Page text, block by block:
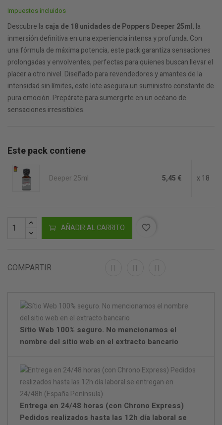
Impuestos incluidos
Descubre la caja de 18 unidades de Poppers Deeper 25ml, la
inmersión definitiva en una experiencia intensa y profunda. Con
una fórmula de máxima potencia, este pack garantiza sensaciones
prolongadas y envolventes, perfectas para quienes buscan llevar el
placer a otro nivel. Diseñado para revendedores y amantes de la
intensidad sin límites, este lote asegura un suministro constante de
pura emoción. Prepárate para sumergirte en un océano de
sensaciones irresistibles.
Este pack contiene
Deeper 25ml 5,45 € x 18
AÑADIR AL CARRITO favorite_border
COMPARTIR
Sítio Web 100% seguro. No mencionamos el
nombre del sitio web en el extracto bancario
Entrega en 24/48 horas (con Chrono Express)
Pedidos realizados hasta las 12h día laboral se